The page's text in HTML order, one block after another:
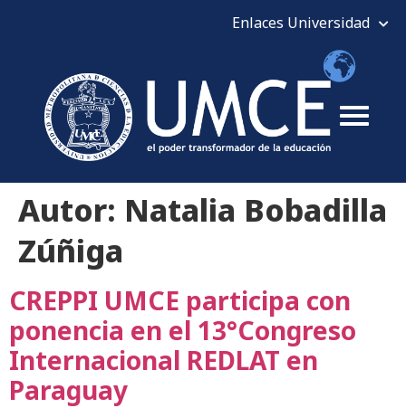
Autor: Natalia Bobadilla
Zúñiga
CREPPI UMCE participa con
ponencia en el 13°Congreso
Internacional REDLAT en
Paraguay